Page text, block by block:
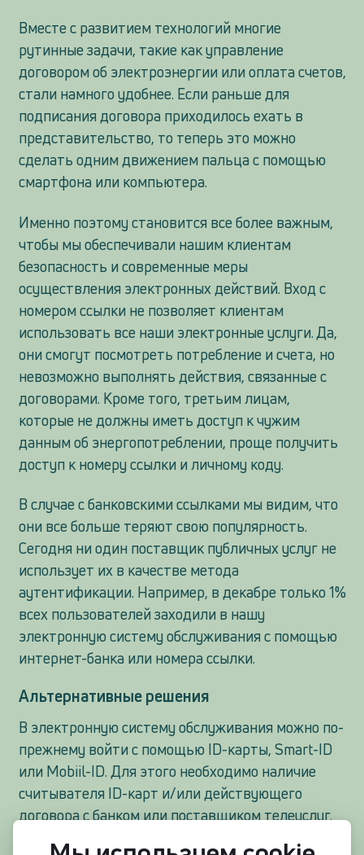
Вместе с развитием технологий многие
рутинные задачи, такие как управление
договором об электроэнергии или оплата счетов,
стали намного удобнее. Если раньше для
подписания договора приходилось ехать в
представительство, то теперь это можно
сделать одним движением пальца с помощью
смартфона или компьютера.
Именно поэтому становится все более важным,
чтобы мы обеспечивали нашим клиентам
безопасность и современные меры
осуществления электронных действий. Вход с
номером ссылки не позволяет клиентам
использовать все наши электронные услуги. Да,
они смогут посмотреть потребление и счета, но
невозможно выполнять действия, связанные с
договорами. Кроме того, третьим лицам,
которые не должны иметь доступ к чужим
данным об энергопотреблении, проще получить
доступ к номеру ссылки и личному коду.
В случае с банковскими ссылками мы видим, что
они все больше теряют свою популярность.
Сегодня ни один поставщик публичных услуг не
использует их в качестве метода
аутентификации. Например, в декабре только 1%
всех пользователей заходили в нашу
электронную систему обслуживания с помощью
интернет-банка или номера ссылки.
Альтернативные решения
В электронную систему обслуживания можно по-
прежнему войти с помощью ID-карты, Smart-ID
или Mobiil-ID. Для этого необходимо наличие
считывателя ID-карт и/или действующего
договора с банком или поставщиком телеуслуг.